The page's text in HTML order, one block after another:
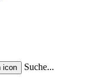
Suche...